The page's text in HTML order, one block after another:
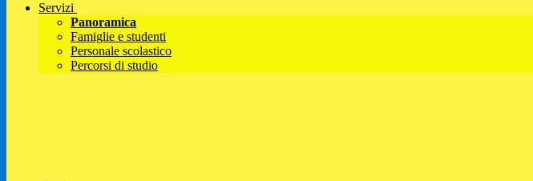
Servizi
Panoramica
Famiglie e studenti
Personale scolastico
Percorsi di studio